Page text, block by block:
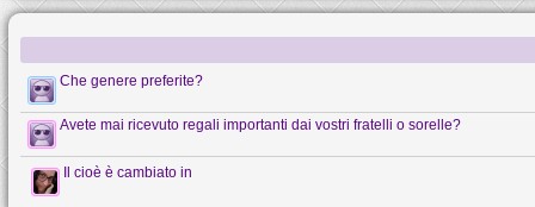
Che genere preferite?
Avete mai ricevuto regali importanti dai vostri fratelli o sorelle?
Il cioè è cambiato in